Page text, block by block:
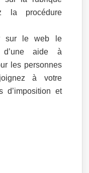
la procédure
sur le web le
d’une aide à
les personnes
à votre
d’imposition et